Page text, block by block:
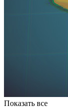
Показать все